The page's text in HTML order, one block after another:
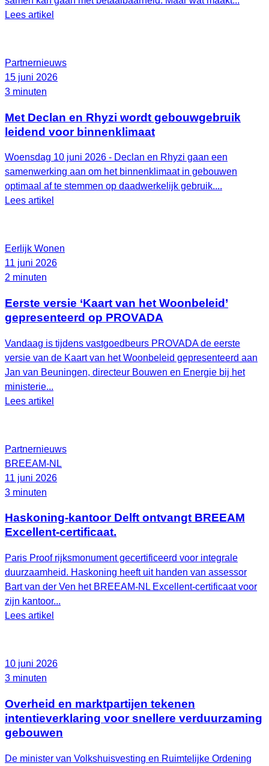
Lees artikel
Partnernieuws
15 juni 2026
3 minuten
Met Declan en Rhyzi wordt gebouwgebruik
leidend voor binnenklimaat
Woensdag 10 juni 2026 - Declan en Rhyzi gaan een
samenwerking aan om het binnenklimaat in gebouwen
optimaal af te stemmen op daadwerkelijk gebruik....
Lees artikel
Eerlijk Wonen
11 juni 2026
2 minuten
Eerste versie ‘Kaart van het Woonbeleid’
gepresenteerd op PROVADA
Vandaag is tijdens vastgoedbeurs PROVADA de eerste
versie van de Kaart van het Woonbeleid gepresenteerd aan
Jan van Beuningen, directeur Bouwen en Energie bij het
ministerie...
Lees artikel
Partnernieuws
BREEAM-NL
11 juni 2026
3 minuten
Haskoning-kantoor Delft ontvangt BREEAM
Excellent-certificaat.
Paris Proof rijksmonument gecertificeerd voor integrale
duurzaamheid. Haskoning heeft uit handen van assessor
Bart van der Ven het BREEAM‑NL Excellent‑certificaat voor
zijn kantoor...
Lees artikel
10 juni 2026
3 minuten
Overheid en marktpartijen tekenen
intentieverklaring voor snellere verduurzaming
gebouwen
De minister van Volkshuisvesting en Ruimtelijke Ordening